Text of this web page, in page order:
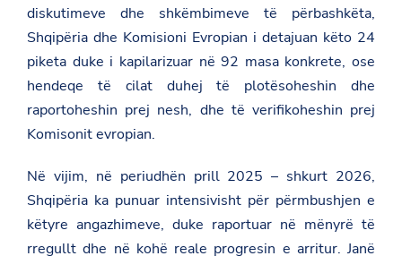
diskutimeve dhe shkëmbimeve të përbashkëta,
Shqipëria dhe Komisioni Evropian i detajuan këto 24
piketa duke i kapilarizuar në 92 masa konkrete, ose
hendeqe të cilat duhej të plotësoheshin dhe
raportoheshin prej nesh, dhe të verifikoheshin prej
Komisonit evropian.
Në vijim, në periudhën prill 2025 – shkurt 2026,
Shqipëria ka punuar intensivisht për përmbushjen e
këtyre angazhimeve, duke raportuar në mënyrë të
rregullt dhe në kohë reale progresin e arritur. Janë